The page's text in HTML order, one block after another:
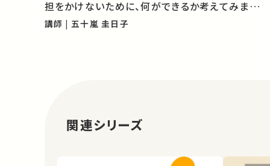
担をかけないために、何ができるか考えてみましょ
う。 ★過去の農学部公開セミナー （東京大学農学
講師 | 五十嵐 圭日子
関連シリーズ